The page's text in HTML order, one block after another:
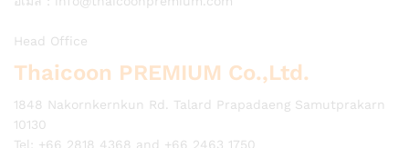
Head Office
Thaicoon PREMIUM Co.,Ltd.
1848 Nakornkernkun Rd. Talard Prapadaeng Samutprakarn
10130
Tel: +66 2818 4368 and +66 2463 1750